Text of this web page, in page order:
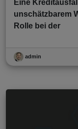
Eine
unschätzbarem
Rolle bei der
admin